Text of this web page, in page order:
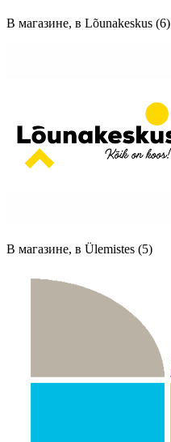
В магазине, в Lõunakeskus (6)
В магазине, в Ülemistes (5)